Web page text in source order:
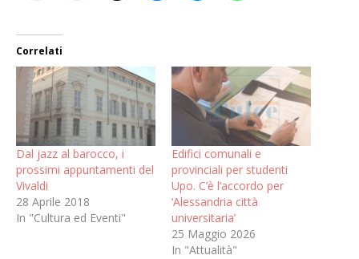
Correlati
Dal jazz al barocco, i
prossimi appuntamenti del
Vivaldi
28 Aprile 2018
In "Cultura ed Eventi"
Edifici comunali e
provinciali per studenti
Upo. C’è l’accordo per
‘Alessandria città
universitaria’
25 Maggio 2026
In "Attualità"